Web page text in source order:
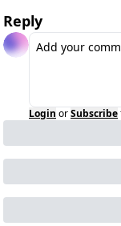
Reply
Login orSubscribe